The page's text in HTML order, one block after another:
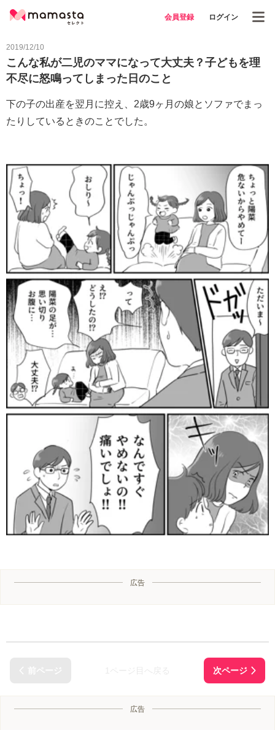
会員登録 ログイン
2019/12/10
こんな私が二児のママになって大丈夫？子どもを理
不尽に怒鳴ってしまった日のこと
下の子の出産を翌月に控え、2歳9ヶ月の娘とソファでまっ
たりしているときのことでした。
広告
広告